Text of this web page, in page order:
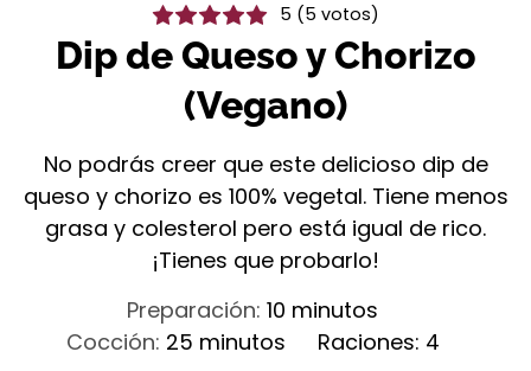
5 (5 votos)
Dip de Queso y Chorizo
(Vegano)
No podrás creer que este delicioso dip de
queso y chorizo es 100% vegetal. Tiene menos
grasa y colesterol pero está igual de rico.
¡Tienes que probarlo!
Preparación:10 minutos
minutos
Cocción: 25minutos
minutos Raciones: 4